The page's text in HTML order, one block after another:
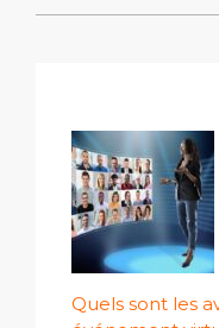
Quels sont les